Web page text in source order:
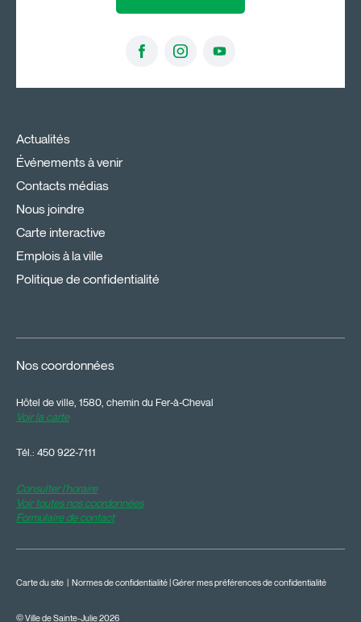
Actualités
Événements à venir
Contacts médias
Nous joindre
Carte interactive
Emplois à la ville
Politique de confidentialité
Nos coordonnées
Hôtel de ville, 1580, chemin du Fer-à-Cheval
Voir la carte
Tél.: 450 922-7111
Consulter l'horaire
Voir toutes nos coordonnées
Formulaire de contact
© Ville de Sainte-Julie 2026
Carte du site Normes de confidentialité Gérer mes préférences de confidentialité